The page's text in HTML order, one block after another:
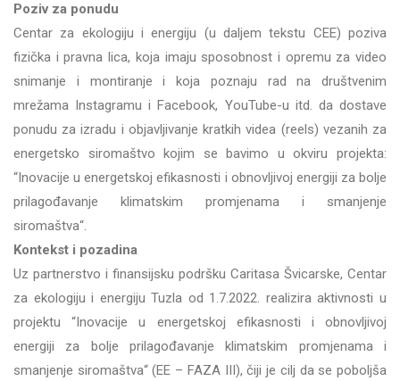
Poziv za ponudu
Centar za ekologiju i energiju (u daljem tekstu CEE) poziva
fizička i pravna lica, koja imaju sposobnost i opremu za video
snimanje i montiranje i koja poznaju rad na društvenim
mrežama Instagramu i Facebook, YouTube-u itd. da dostave
ponudu za izradu i objavljivanje kratkih videa (reels) vezanih za
energetsko siromaštvo kojim se bavimo u okviru projekta:
“Inovacije u energetskoj efikasnosti i obnovljivoj energiji za bolje
prilagođavanje klimatskim promjenama i smanjenje
siromaštva“.
Kontekst i pozadina
Uz partnerstvo i finansijsku podršku Caritasa Švicarske, Centar
za ekologiju i energiju Tuzla od 1.7.2022. realizira aktivnosti u
projektu “Inovacije u energetskoj efikasnosti i obnovljivoj
energiji za bolje prilagođavanje klimatskim promjenama i
smanjenje siromaštva“ (EE – FAZA III), čiji je cilj da se poboljša